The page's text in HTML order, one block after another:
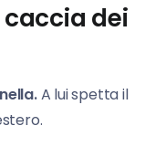
caccia dei
A lui spetta il